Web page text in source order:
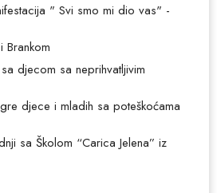
" Svi smo mi dio vas" -
Brankom
djecom sa neprihvatljivim
djece i mladih sa poteškoćama
sa Školom “Carica Jelena” iz